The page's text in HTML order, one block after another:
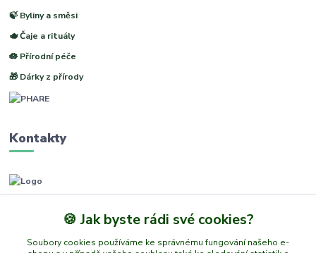
🍃 Byliny a směsi
🫖 Čaje a rituály
🪷 Přírodní péče
🎁 Dárky z přírody
Kontakty
(Po-Pá, 8-14 hod.)
🍪 Jak byste rádi své cookies?
Soubory cookies používáme ke správnému fungování našeho e-